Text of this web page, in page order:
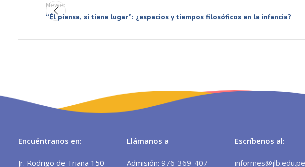
Newer
“Él piensa, si tiene lugar”: ¿espacios y tiempos filosóficos en la infancia?
Encuéntranos en:
Jr. Rodrigo de Triana 150-
Llámanos a
Admisión: 976-369-407
Escríbenos al:
informes@jlb.edu.pe